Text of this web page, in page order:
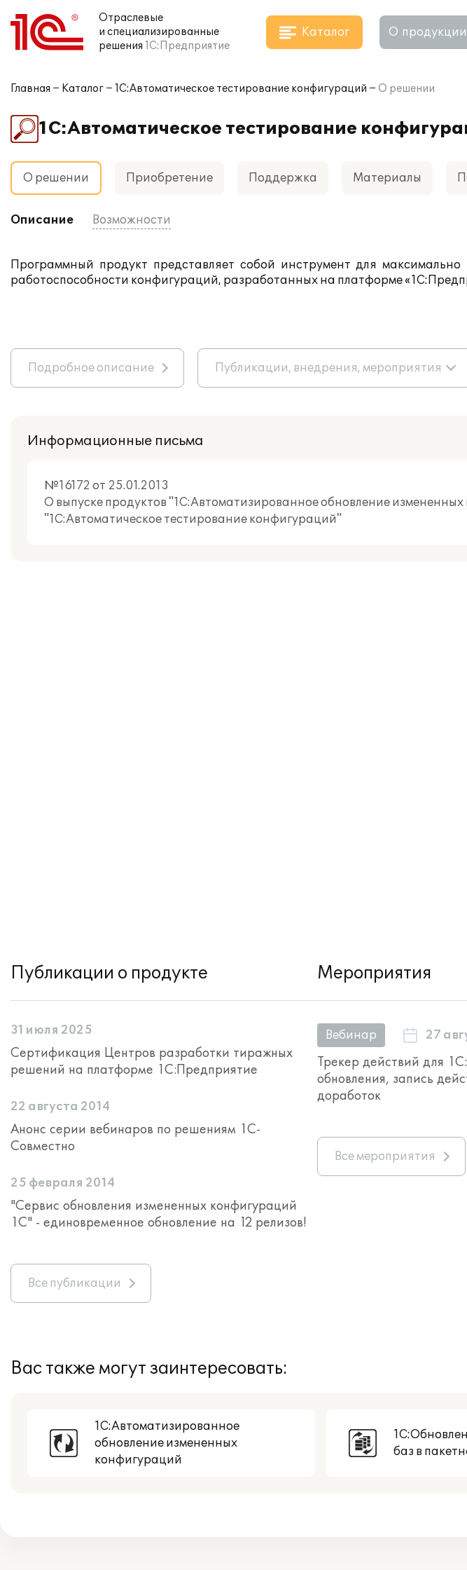
Отраслевые
и специализированные
решения 1С:Предприятие
Каталог О продукции
Главная Каталог 1С:Автоматическое тестирование конфигураций О решении
1С:Автоматическое тестирование
О решении Приобретение Поддержка Материалы
Описание Возможности
Программный продукт представляет собой инструмент для максимально
работоспособности конфигураций, разработанных на платформе
Подробное описание Публикации, внедрения, мероприятия
Информационные письма
№16172 от 25.01.2013
О выпуске продуктов "1C:Автоматизированное обновление
"1С:Автоматическое тестирование конфигураций"
Публикации о продукте
31 июля 2025
Сертификация Центров разработки тиражных
решений на платформе 1С:Предприятие
22 августа 2014
Анонс серии вебинаров по решениям 1С-
Совместно
25 февраля 2014
"Сервис обновления измененных конфигураций
1С" - единовременное обновление на 12 релизов!
Все публикации
Мероприятия
Вебинар 27
Трекер действий для
обновления, запись
доработок
Все мероприятия
Вас также могут заинтересовать:
1С:Автоматизированное
обновление измененных
конфигураций
баз в